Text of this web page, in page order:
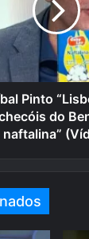
Pinto
do
naftalina”